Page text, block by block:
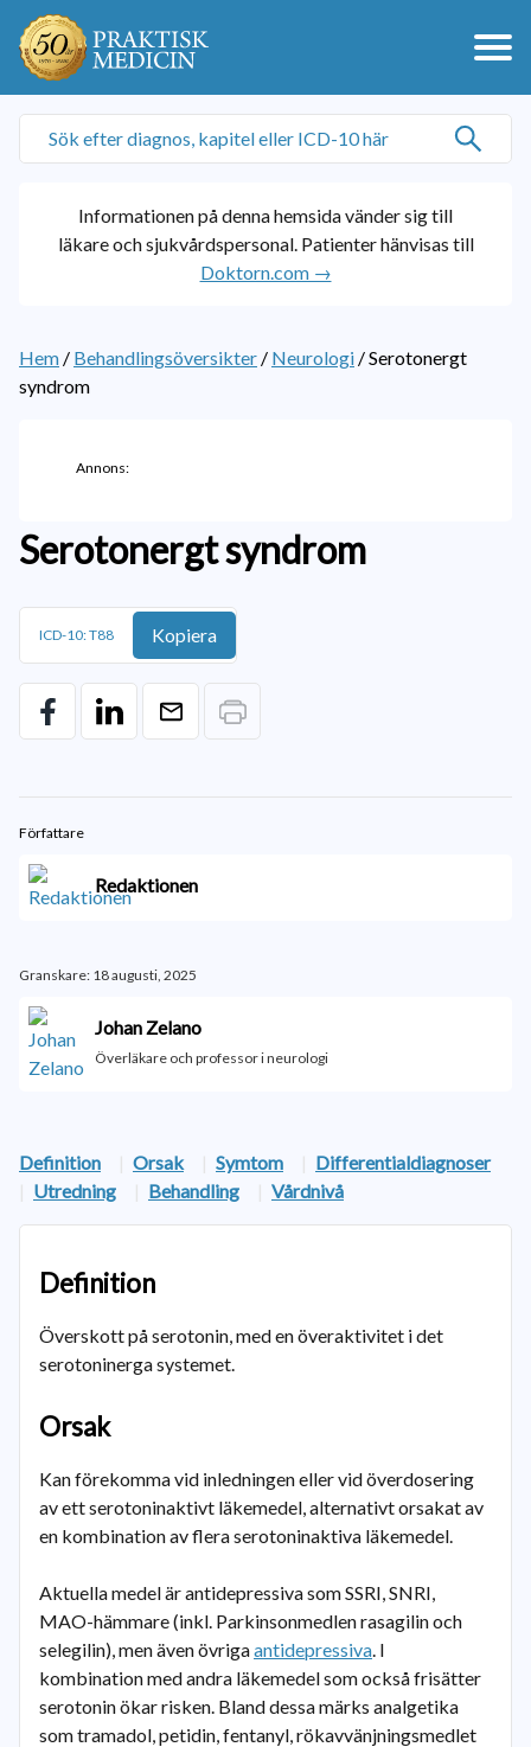
Informationen på denna hemsida vänder sig till
läkare och sjukvårdspersonal. Patienter hänvisas till
Doktorn.com →
Hem / Behandlingsöversikter / Neurologi /Serotonergt
syndrom
Annons:
Serotonergt syndrom
ICD-10: T88 Kopiera
Författare
Redaktionen
Granskare: 18 augusti, 2025
Johan Zelano
Överläkare och professor i neurologi
Definition | Orsak | Symtom | Differentialdiagnoser
| Utredning | Behandling | Vårdnivå
Definition
Överskott på serotonin, med en överaktivitet i det
serotoninerga systemet.
Orsak
Kan förekomma vid inledningen eller vid överdosering
av ett serotoninaktivt läkemedel, alternativt orsakat av
en kombination av flera serotoninaktiva läkemedel.
Aktuella medel är antidepressiva som SSRI, SNRI,
MAO-hämmare (inkl. Parkinsonmedlen rasagilin och
selegilin), men även övrigaantidepressiva. I
kombination med andra läkemedel som också frisätter
serotonin ökar risken. Bland dessa märks analgetika
som tramadol, petidin, fentanyl, rökavvänjningsmedlet